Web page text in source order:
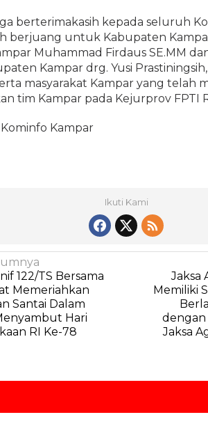
2
3
d
i
I
n
u
berterimakasih kepada seluruh
berjuang untuk Kabupaten
Muhammad Firdaus SE.MM
Kampar drg. Yusi Prastiningsih,
masyarakat Kampar yang telah
tim Kampar pada Kejurprov FPTI
Kampar
Ikuti Kami
122/TS Bersama
Memeriahkan
Santai Dalam
Hari
RI Ke-78
Jaksa
Memiliki
dengan
Jaksa